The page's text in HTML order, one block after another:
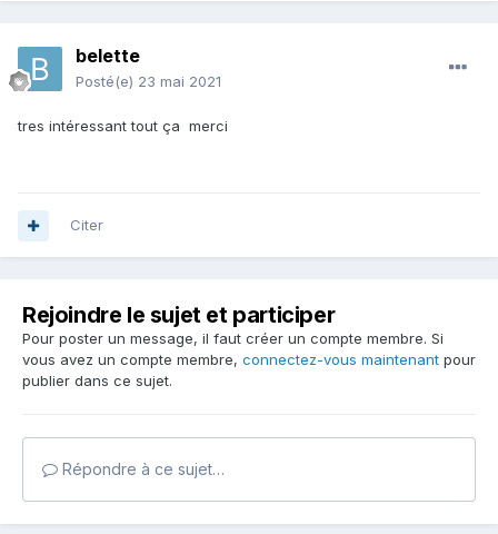
belette
Posté(e) 23 mai 2021
tres intéressant tout ça merci
Citer
Rejoindre le sujet et participer
Pour poster un message, il faut créer un compte membre. Si
vous avez un compte membre, connectez-vous maintenant pour
publier dans ce sujet.
Répondre à ce sujet…